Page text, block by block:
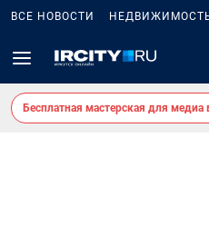
ВСЕ НОВОСТИ
Бесплатная мастерская для медиа